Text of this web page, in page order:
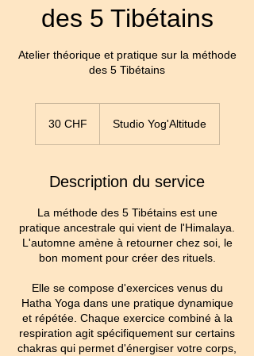
des 5 Tibétains
Atelier théorique et pratique sur la méthode
des 5 Tibétains
suisses
30 CHF Studio Yog'Altitude
Description du service
La méthode des 5 Tibétains est une
pratique ancestrale qui vient de l'Himalaya.
L'automne amène à retourner chez soi, le
bon moment pour créer des rituels.
Elle se compose d'exercices venus du
Hatha Yoga dans une pratique dynamique
et répétée. Chaque exercice combiné à la
respiration agit spécifiquement sur certains
chakras qui permet d'énergiser votre corps,